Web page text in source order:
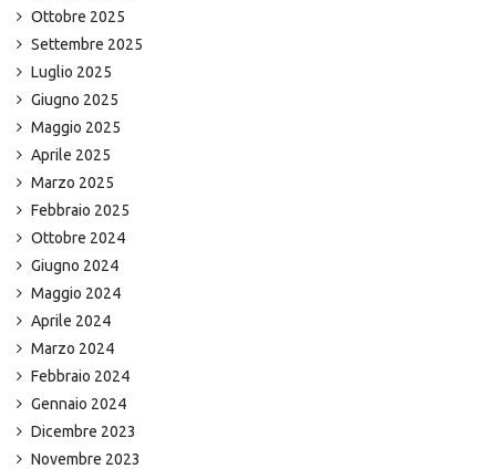
Ottobre 2025
Settembre 2025
Luglio 2025
Giugno 2025
Maggio 2025
Aprile 2025
Marzo 2025
Febbraio 2025
Ottobre 2024
Giugno 2024
Maggio 2024
Aprile 2024
Marzo 2024
Febbraio 2024
Gennaio 2024
Dicembre 2023
Novembre 2023